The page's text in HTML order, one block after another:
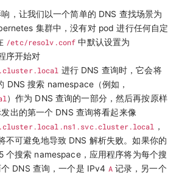
，让我们以一个简单的 DNS 查找场景为
集群中，没有对 pod 进行任何自定
/etc/resolv.conf 中默认设置为
序开始对
进行 DNS 查询时，它会将
DNS 搜索 namespace（例如，
）作为 DNS 查询的一部分，然后再按原样
出的第一个 DNS 查询将看起来像
，
不可避免地导致 DNS 解析失败。如果你的
个搜索 namespace，应用程序将为每个搜
DNS 查询，一个是 IPv4 A记录，另一个